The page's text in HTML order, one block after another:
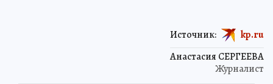
Анастасия СЕРГЕЕВА
Журналист
Источник: kp.ru